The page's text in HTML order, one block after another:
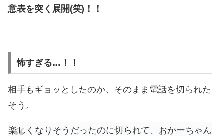
意表を突く展開(笑)！！
怖すぎる…！！
相手もギョッとしたのか、そのまま電話を切られた
そう。
楽しくなりそうだったのに切られて、おかーちゃん